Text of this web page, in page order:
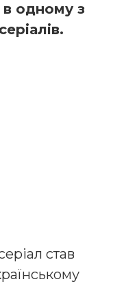
в одному з
став